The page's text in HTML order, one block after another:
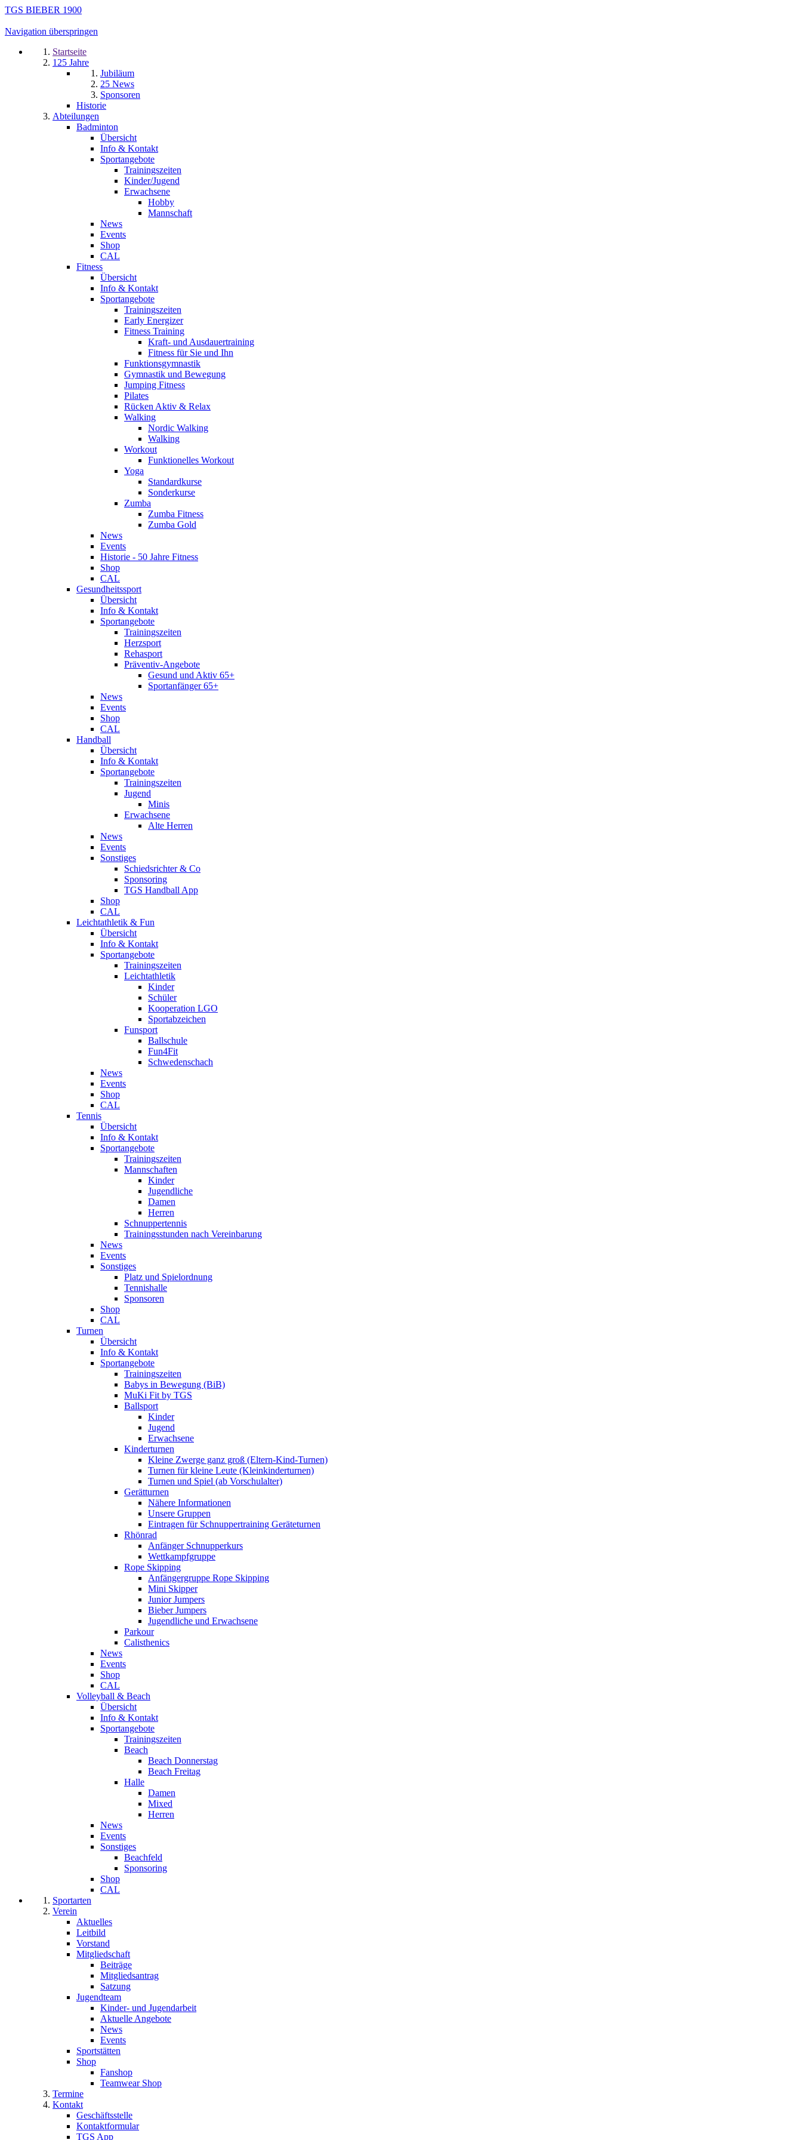
TGS BIEBER 1900
Navigation überspringen
Startseite
125 Jahre
Jubiläum
25 News
Sponsoren
Historie
Abteilungen
Badminton
Übersicht
Info & Kontakt
Sportangebote
Trainingszeiten
Kinder/Jugend
Erwachsene
Hobby
Mannschaft
News
Events
Shop
CAL
Fitness
Übersicht
Info & Kontakt
Sportangebote
Trainingszeiten
Early Energizer
Fitness Training
Kraft- und Ausdauertraining
Fitness für Sie und Ihn
Funktionsgymnastik
Gymnastik und Bewegung
Jumping Fitness
Pilates
Rücken Aktiv & Relax
Walking
Nordic Walking
Walking
Workout
Funktionelles Workout
Yoga
Standardkurse
Sonderkurse
Zumba
Zumba Fitness
Zumba Gold
News
Events
Historie - 50 Jahre Fitness
Shop
CAL
Gesundheitssport
Übersicht
Info & Kontakt
Sportangebote
Trainingszeiten
Herzsport
Rehasport
Präventiv-Angebote
Gesund und Aktiv 65+
Sportanfänger 65+
News
Events
Shop
CAL
Handball
Übersicht
Info & Kontakt
Sportangebote
Trainingszeiten
Jugend
Minis
Erwachsene
Alte Herren
News
Events
Sonstiges
Schiedsrichter & Co
Sponsoring
TGS Handball App
Shop
CAL
Leichtathletik & Fun
Übersicht
Info & Kontakt
Sportangebote
Trainingszeiten
Leichtathletik
Kinder
Schüler
Kooperation LGO
Sportabzeichen
Funsport
Ballschule
Fun4Fit
Schwedenschach
News
Events
Shop
CAL
Tennis
Übersicht
Info & Kontakt
Sportangebote
Trainingszeiten
Mannschaften
Kinder
Jugendliche
Damen
Herren
Schnuppertennis
Trainingsstunden nach Vereinbarung
News
Events
Sonstiges
Platz und Spielordnung
Tennishalle
Sponsoren
Shop
CAL
Turnen
Übersicht
Info & Kontakt
Sportangebote
Trainingszeiten
Babys in Bewegung (BiB)
MuKi Fit by TGS
Ballsport
Kinder
Jugend
Erwachsene
Kinderturnen
Kleine Zwerge ganz groß (Eltern-Kind-Turnen)
Turnen für kleine Leute (Kleinkinderturnen)
Turnen und Spiel (ab Vorschulalter)
Gerätturnen
Nähere Informationen
Unsere Gruppen
Eintragen für Schnuppertraining Geräteturnen
Rhönrad
Anfänger Schnupperkurs
Wettkampfgruppe
Rope Skipping
Anfängergruppe Rope Skipping
Mini Skipper
Junior Jumpers
Bieber Jumpers
Jugendliche und Erwachsene
Parkour
Calisthenics
News
Events
Shop
CAL
Volleyball & Beach
Übersicht
Info & Kontakt
Sportangebote
Trainingszeiten
Beach
Beach Donnerstag
Beach Freitag
Halle
Damen
Mixed
Herren
News
Events
Sonstiges
Beachfeld
Sponsoring
Shop
CAL
Sportarten
Verein
Aktuelles
Leitbild
Vorstand
Mitgliedschaft
Beiträge
Mitgliedsantrag
Satzung
Jugendteam
Kinder- und Jugendarbeit
Aktuelle Angebote
News
Events
Sportstätten
Shop
Fanshop
Teamwear Shop
Termine
Kontakt
Geschäftsstelle
Kontaktformular
TGS App